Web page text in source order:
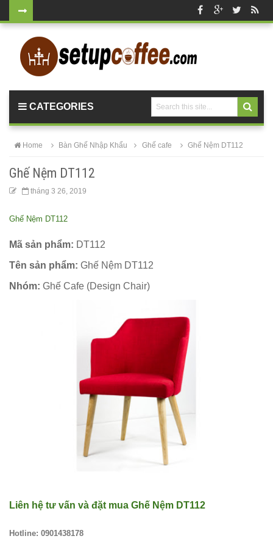
mặt đá
chân mạ
khách sang
Bàn ghế gỗ
cho quán
cafe, nhà
hàng
Kệ decor
trang trí
CATEGORIES
Home Bàn Ghế Nhập Khẩu Ghế cafe Ghế Nệm DT112
Ghế Nệm DT112
tháng 3 26, 2019
Ghế Nệm DT112
Mã sản phẩm: DT112
Tên sản phẩm: Ghế Nệm DT112
Nhóm: Ghế Cafe (Design Chair)
Liên hệ tư vấn và đặt mua Ghế Nệm DT112
Hotline: 0901438178